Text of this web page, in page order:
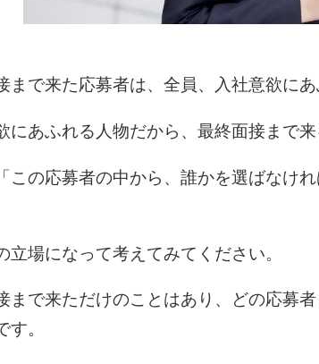
まで来た応募者は、全員、入社意欲にあ
にあふれる人物だから、最終面接まで来
この応募者の中から、誰かを選ばなけ
立場になって考えてみてください。
まで来ただけのことはあり、どの応募
す。